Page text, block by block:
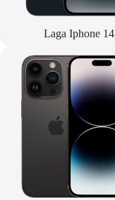
Laga Iphone 14